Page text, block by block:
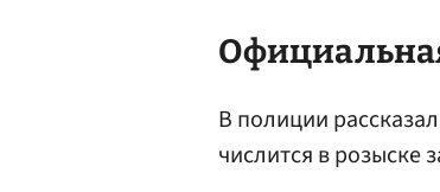
В полиции
числится в розыске